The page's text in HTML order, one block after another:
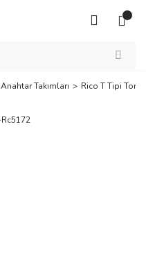
Anahtar Takımları Rico T Tipi Torx